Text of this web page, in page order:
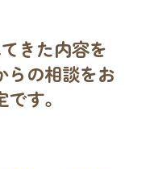
きた内容を
らの相談をお
す。